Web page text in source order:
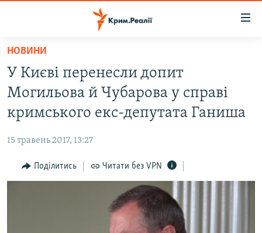
Перейти
основного
матеріалу
до
основної
навігації
Перейти
до
БЛОГИ
ПОГЛЯД
НОВИНИ
У Києві перенесли допит
Могильова й Чубарова у справі
кримського екс-депутата Ганиша
15 травень 2017, 13:27
Поділитись Читати без VPN